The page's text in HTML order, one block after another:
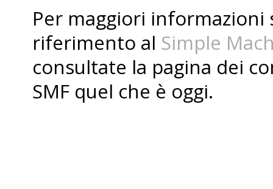
Per maggiori informazioni
riferimento al Simple
consultate la pagina dei
SMF quel che è oggi.